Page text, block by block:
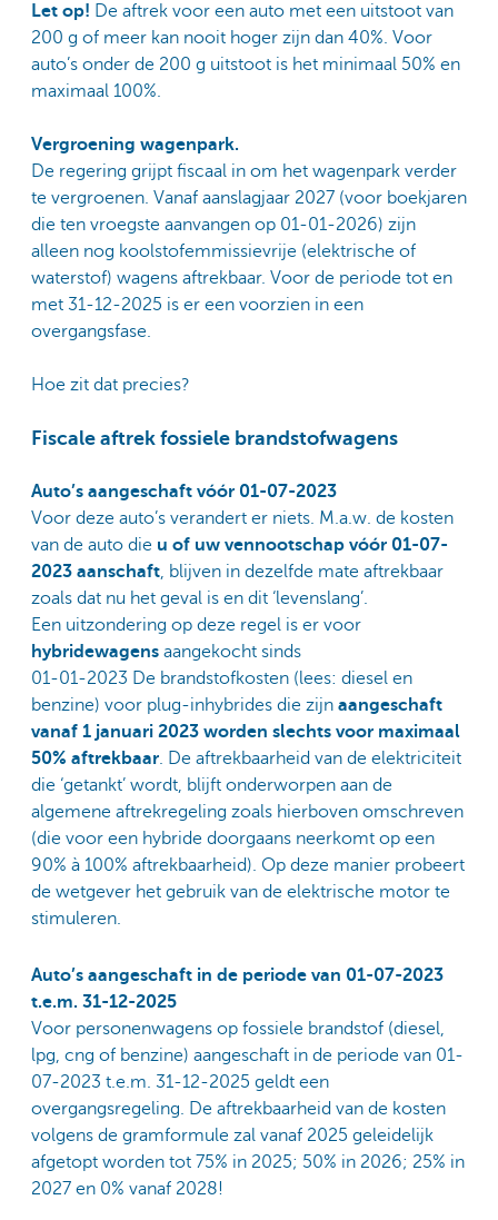
Let op! De aftrek voor een auto met een uitstoot van
200 g of meer kan nooit hoger zijn dan 40%. Voor
auto’s onder de 200 g uitstoot is het minimaal 50% en
maximaal 100%.
Vergroening wagenpark.
De regering grijpt fiscaal in om het wagenpark verder
te vergroenen. Vanaf aanslagjaar 2027 (voor boekjaren
die ten vroegste aanvangen op 01-01-2026) zijn
alleen nog koolstofemmissievrije (elektrische of
waterstof) wagens aftrekbaar. Voor de periode tot en
met 31-12-2025 is er een voorzien in een
overgangsfase.
Hoe zit dat precies?
Fiscale aftrek fossiele brandstofwagens
Auto’s aangeschaft vóór 01-07-2023
Voor deze auto’s verandert er niets. M.a.w. de kosten
van de auto die u of uw vennootschap vóór 01-07-
2023 aanschaft, blijven in dezelfde mate aftrekbaar
zoals dat nu het geval is en dit ‘levenslang’.
Een uitzondering op deze regel is er voor
hybridewagens aangekocht sinds
01-01-2023 De brandstofkosten (lees: diesel en
benzine) voor plug-inhybrides die zijn aangeschaft
vanaf 1 januari 2023 worden slechts voor maximaal
50% aftrekbaar. De aftrekbaarheid van de elektriciteit
die ‘getankt’ wordt, blijft onderworpen aan de
algemene aftrekregeling zoals hierboven omschreven
(die voor een hybride doorgaans neerkomt op een
90% à 100% aftrekbaarheid). Op deze manier probeert
de wetgever het gebruik van de elektrische motor te
stimuleren.
Auto’s aangeschaft in de periode van 01-07-2023
t.e.m. 31-12-2025
Voor personenwagens op fossiele brandstof (diesel,
lpg, cng of benzine) aangeschaft in de periode van 01-
07-2023 t.e.m. 31-12-2025 geldt een
overgangsregeling. De aftrekbaarheid van de kosten
volgens de gramformule zal vanaf 2025 geleidelijk
afgetopt worden tot 75% in 2025; 50% in 2026; 25% in
2027 en 0% vanaf 2028!